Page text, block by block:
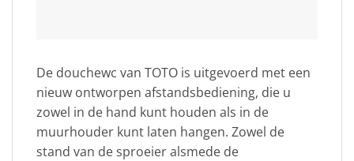
De douchewc van TOTO is uitgevoerd met een
nieuw ontworpen afstandsbediening, die u
zowel in de hand kunt houden als in de
muurhouder kunt laten hangen. Zowel de
stand van de sproeier alsmede de